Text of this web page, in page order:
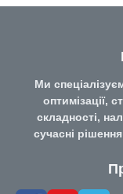
Ми
оптимізації,
складності,
сучасні